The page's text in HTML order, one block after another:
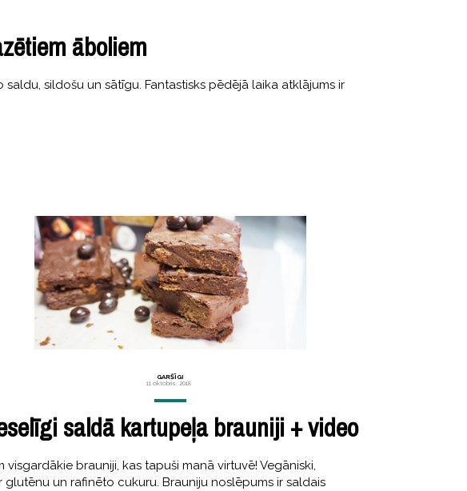
āboliem
sildošu un sātīgu. Fantastisks pēdējā laika atklājums ir
GARŠĪGI
11 oktobris, 2018
saldā kartupeļa brauniji + video
visgardākie brauniji, kas tapuši manā virtuvē! Vegāniski,
glutēnu un rafinēto cukuru. Brauniju noslēpums ir saldais